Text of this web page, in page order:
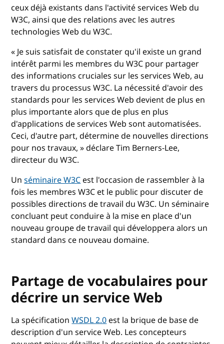
ceux déjà existants dans l'activité services Web du
W3C, ainsi que des relations avec les autres
technologies Web du W3C.
« Je suis satisfait de constater qu'il existe un grand
intérêt parmi les membres du W3C pour partager
des informations cruciales sur les services Web, au
travers du processus W3C. La nécessité d'avoir des
standards pour les services Web devient de plus en
plus importante alors que de plus en plus
d'applications de services Web sont automatisées.
Ceci, d'autre part, détermine de nouvelles directions
pour nos travaux, » déclare Tim Berners-Lee,
directeur du W3C.
Unséminaire W3Cest l'occasion de rassembler à la
fois les membres W3C et le public pour discuter de
possibles directions de travail du W3C. Un séminaire
concluant peut conduire à la mise en place d'un
nouveau groupe de travail qui développera alors un
standard dans ce nouveau domaine.
Partage de vocabulaires pour
décrire un service Web
La spécificationWSDL 2.0est la brique de base de
description d'un service Web. Les concepteurs